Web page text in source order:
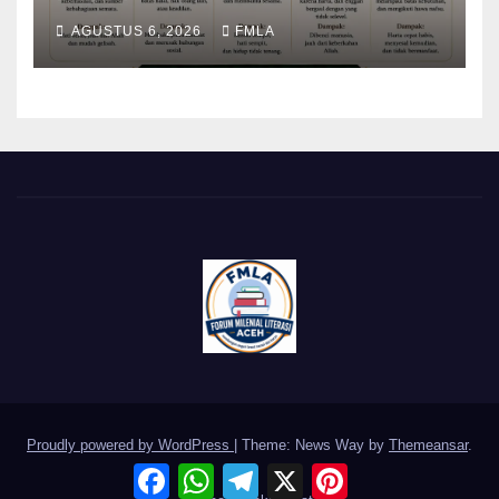
AGUSTUS 6, 2026 FMLA
Proudly powered by WordPress | Theme: News Way by Themeansar.
F
W
X